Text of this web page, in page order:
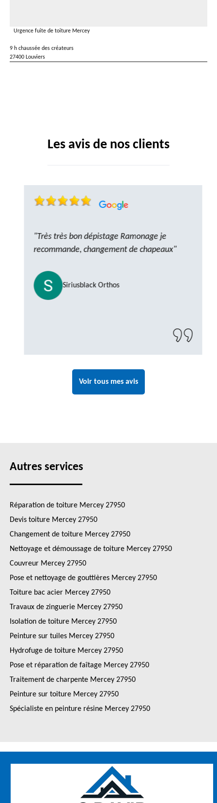
Urgence fuite de toiture Mercey
9 h chaussée des créateurs
27400 Louviers
Les avis de nos clients
"Très très bon dépistage Ramonage je
recommande, changement de chapeaux"
Siriusblack Orthos
Voir tous mes avis
Autres services
Réparation de toiture Mercey 27950
Devis toiture Mercey 27950
Changement de toiture Mercey 27950
Nettoyage et démoussage de toiture Mercey 27950
Couvreur Mercey 27950
Pose et nettoyage de gouttières Mercey 27950
Toiture bac acier Mercey 27950
Travaux de zinguerie Mercey 27950
Isolation de toiture Mercey 27950
Peinture sur tuiles Mercey 27950
Hydrofuge de toiture Mercey 27950
Pose et réparation de faîtage Mercey 27950
Traitement de charpente Mercey 27950
Peinture sur toiture Mercey 27950
Spécialiste en peinture résine Mercey 27950